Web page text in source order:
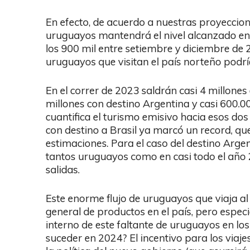
En efecto, de acuerdo a nuestras
uruguayos mantendrá el nivel alcanzado
los 900 mil entre setiembre y diciembre de
uruguayos que visitan el país norteño
En el correr de 2023 saldrán casi 4
millones con destino Argentina y casi
cuantifica el turismo emisivo hacia esos
con destino a Brasil ya marcó un record,
estimaciones. Para el caso del destino
tantos uruguayos como en casi todo el
salidas.
Este enorme flujo de uruguayos que viaja
general de productos en el país, pero
interno de este faltante de uruguayos en
suceder en 2024? El incentivo para los